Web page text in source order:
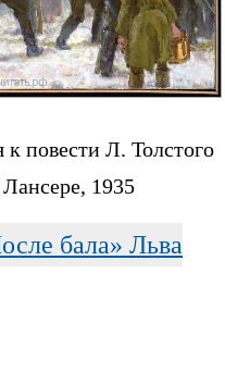
повести Л. Толстого
1935
бала» Льва